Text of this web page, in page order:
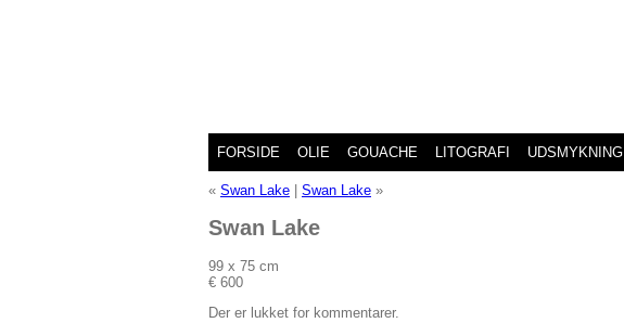
FORSIDE OLIE GOUACHE LITOGRAFI UDSMYKNING
« Swan Lake Swan Lake »
Swan Lake
99 x 75 cm
€ 600
Der er lukket for kommentarer.